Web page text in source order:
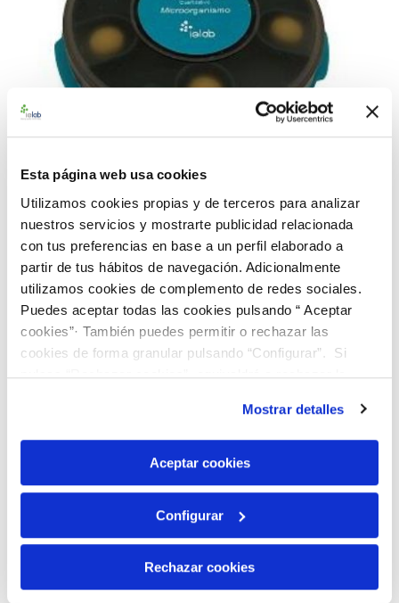
Esta página web usa cookies
Utilizamos cookies propias y de terceros para analizar
nuestros servicios y mostrarte publicidad relacionada
con tus preferencias en base a un perfil elaborado a
partir de tus hábitos de navegación. Adicionalmente
utilizamos cookies de complemento de redes sociales.
Puedes aceptar todas las cookies pulsando “ Aceptar
cookies”· También puedes permitir o rechazar las
cookies de forma granular pulsando “Configurar”. Si
pulsas “Rechazar cookies”, equivaldrá a rechazar la
son indispensables para que el sitio web funcione y que
por tanto no se pueden desactivar. Puedes consultar
más información en nuestraPolítica de Cookies
Mostrar detalles
Aceptar cookies
Configurar
Rechazar cookies
993011 BAControl-5 Rango Alto E. cloacae CECT
194
112,00 €
AÑADIR AL CARRITO